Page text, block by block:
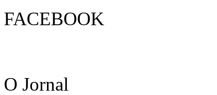
FACEBOOK
O Jornal